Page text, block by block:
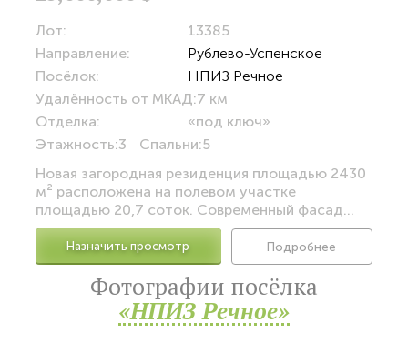
Лот:
13385
Направление:
Рублево-Успенское
Посёлок:
НПИЗ Речное
Удалённость от МКАД:7 км
Отделка:
«под ключ»
Этажность:3 Спальни:5
Новая загородная резиденция площадью 2430
м² расположена на полевом участке
площадью 20,7 соток. Современный фасад...
Назначить просмотр Подробнее
Фотографии посёлка
«НПИЗ Речное»